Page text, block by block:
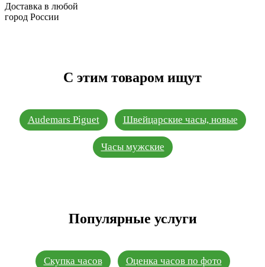
Доставка в любой
город России
С этим товаром ищут
Audemars Piguet Швейцарские часы, новые
Часы мужские
Популярные услуги
Скупка часов Оценка часов по фото